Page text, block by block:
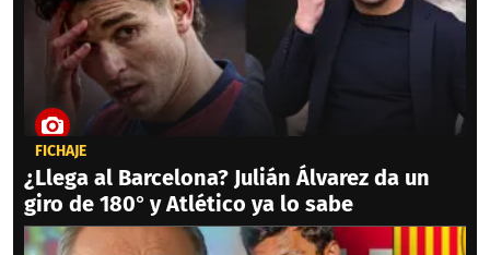
FICHAJE
¿Llega al Barcelona? Julián Álvarez da un
giro de 180° y Atlético ya lo sabe